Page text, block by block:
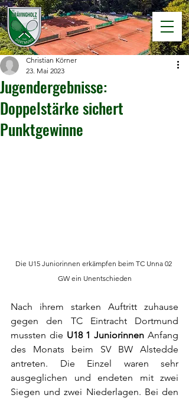
Jugendergebnisse:
Doppelstärke sichert
Punktgewinne
Christian Körner
23. Mai 2023
Die U15 Juniorinnen erkämpfen beim TC Unna 02
GW ein Unentschieden
Nach ihrem starken Auftritt zuhause
gegen den TC Eintracht Dortmund
mussten die U18 1 Juniorinnen Anfang
des Monats beim SV BW Alstedde
antreten. Die Einzel waren sehr
ausgeglichen und endeten mit zwei
Siegen und zwei Niederlagen. Bei den